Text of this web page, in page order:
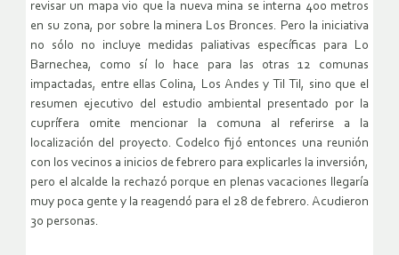
revisar un mapa vio que la nueva mina se interna 400 metros
en su zona, por sobre la minera Los Bronces. Pero la iniciativa
no sólo no incluye medidas paliativas específicas para Lo
Barnechea, como sí lo hace para las otras 12 comunas
impactadas, entre ellas Colina, Los Andes y Til Til, sino que el
resumen ejecutivo del estudio ambiental presentado por la
cuprífera omite mencionar la comuna al referirse a la
localización del proyecto. Codelco fijó entonces una reunión
con los vecinos a inicios de febrero para explicarles la inversión,
pero el alcalde la rechazó porque en plenas vacaciones llegaría
muy poca gente y la reagendó para el 28 de febrero. Acudieron
30 personas.